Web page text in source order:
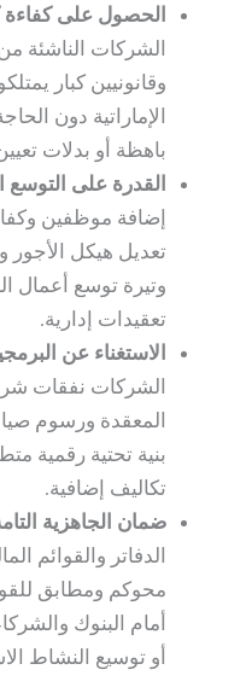
الحصول على
الشركات الناشئة
وقانونيين كبار
الإماراتية دون
باهظة أو بدلات
القدرة على التوسع
إضافة موظفين
تعديل هيكل الأجور
وتيرة توسع أعمال
تعقيدات إدارية.
الاستغناء عن
الشركات نفقات
المعقدة ورسوم
بنية تحتية رقمية
تكاليف إضافية.
ضمان الجاهزية
الدفاتر والقوائم
محوكم ومطابق
أمام البنوك
أو توسيع النشاط